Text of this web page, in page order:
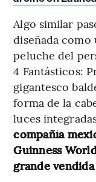
Algo similar
diseñada como
peluche del
4 Fantásticos:
gigantesco
forma de la
luces
compañía
Guinness
grande